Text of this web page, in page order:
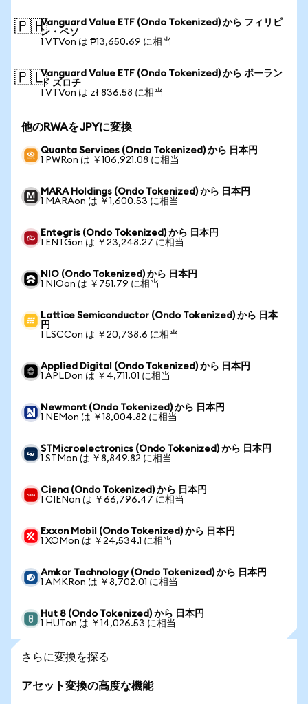
🇵🇭Vanguard Value ETF (Ondo Tokenized) から フィリピ
ン・ペソ
1 VTVon は ₱13,650.69 に相当
🇵🇱Vanguard Value ETF (Ondo Tokenized) から ポーラン
ド ズロチ
1 VTVon は zł 836.58 に相当
他のRWAをJPYに変換
Quanta Services (Ondo Tokenized) から 日本円
1 PWRon は ￥106,921.08 に相当
MARA Holdings (Ondo Tokenized) から 日本円
1 MARAon は ￥1,600.53 に相当
Entegris (Ondo Tokenized) から 日本円
1 ENTGon は ￥23,248.27 に相当
NIO (Ondo Tokenized) から 日本円
1 NIOon は ￥751.79 に相当
Lattice Semiconductor (Ondo Tokenized) から 日本
円
1 LSCCon は ￥20,738.6 に相当
Applied Digital (Ondo Tokenized) から 日本円
1 APLDon は ￥4,711.01 に相当
Newmont (Ondo Tokenized) から 日本円
1 NEMon は ￥18,004.82 に相当
STMicroelectronics (Ondo Tokenized) から 日本円
1 STMon は ￥8,849.82 に相当
Ciena (Ondo Tokenized) から 日本円
1 CIENon は ￥66,796.47 に相当
Exxon Mobil (Ondo Tokenized) から 日本円
1 XOMon は ￥24,534.1 に相当
Amkor Technology (Ondo Tokenized) から 日本円
1 AMKRon は ￥8,702.01 に相当
Hut 8 (Ondo Tokenized) から 日本円
1 HUTon は ￥14,026.53 に相当
さらに変換を探る
アセット変換の高度な機能